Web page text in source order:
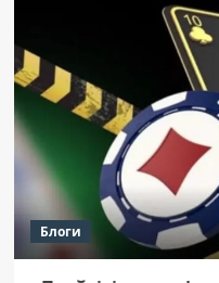
обрати?
Блоги